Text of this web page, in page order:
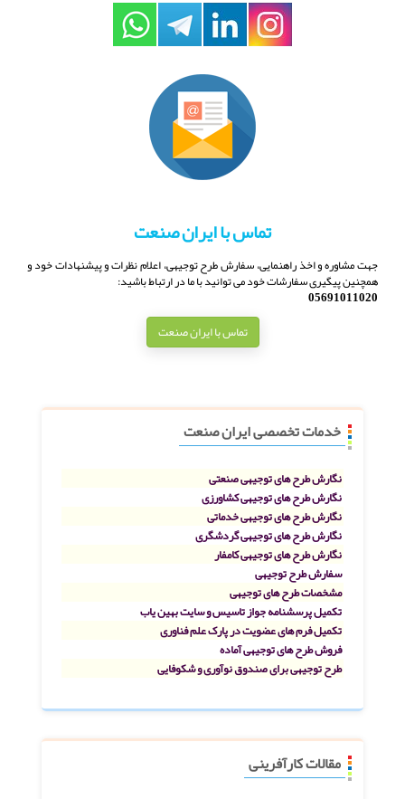
تماس با ایران صنعت
جهت مشاوره و اخذ راهنمایی، سفارش طرح توجیهی، اعلام نظرات و پیشنهادات خود و
همچنین پیگیری سفارشات خود می توانید با ما در ارتباط باشید:
05691011020
تماس با ایران صنعت
خدمات تخصصی ایران صنعت
نگارش طرح های توجیهی صنعتی
نگارش طرح های توجیهی کشاورزی
نگارش طرح های توجیهی خدماتی
نگارش طرح های توجیهی گردشگری
نگارش طرح های توجیهی کامفار
سفارش طرح توجیهی
مشخصات طرح های توجیهی
تکمیل پرسشنامه جواز تاسیس و سایت بهین یاب
تکمیل فرم های عضویت در پارک علم فناوری
فروش طرح های توجیهی آماده
طرح توجیهی برای صندوق نوآوری و شکوفایی
مقالات کارآفرینی